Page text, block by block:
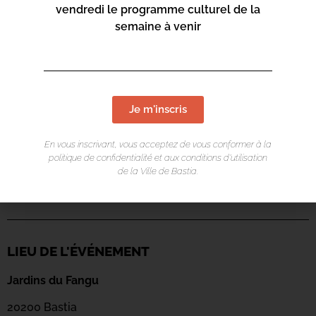
LIEU DE L'ÉVÉNEMENT
Jardins du Fangu
20200 Bastia
vendredi le programme culturel de la
semaine à venir
Je m'inscris
En vous inscrivant, vous acceptez de vous conformer à la
politique de confidentialité et aux conditions d’utilisation
de la Ville de Bastia.